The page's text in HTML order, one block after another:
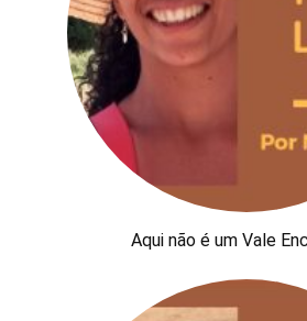
Aqui não é um Vale